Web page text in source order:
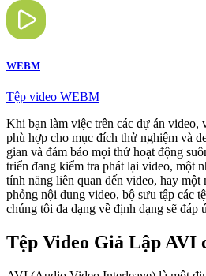
WEBM
Tệp video WEBM
Khi bạn làm việc trên các dự án video,
phù hợp cho mục đích thử nghiệm và
gian và đảm bảo mọi thứ hoạt động
triển đang kiểm tra phát lại video, một
tính năng liên quan đến video, hay
phỏng nội dung video, bộ sưu tập các
chúng tôi đa dạng về định dạng sẽ đáp
Tệp Video Giả Lập AVI